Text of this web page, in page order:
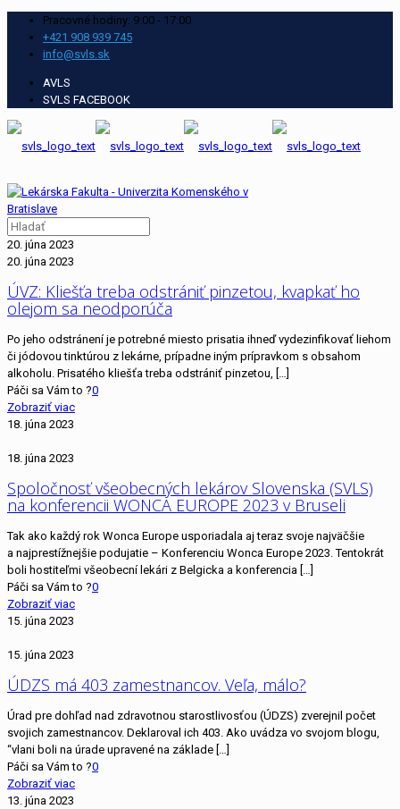
Pracovné hodiny: 9:00 - 17:00
+421 908 939 745
info@svls.sk
AVLS
SVLS FACEBOOK
20. júna 2023
20. júna 2023
ÚVZ: Kliešťa treba odstrániť pinzetou, kvapkať ho
olejom sa neodporúča
Po jeho odstránení je potrebné miesto prisatia ihneď vydezinfikovať liehom
či jódovou tinktúrou z lekárne, prípadne iným prípravkom s obsahom
alkoholu. Prisatého kliešťa treba odstrániť pinzetou,
Páči sa Vám to ?0
Zobraziť viac
18. júna 2023
18. júna 2023
Spoločnosť všeobecných lekárov Slovenska (SVLS)
na konferencii WONCA EUROPE 2023 v Bruseli
Tak ako každý rok Wonca Europe usporiadala aj teraz svoje najväčšie
a najprestížnejšie podujatie – Konferenciu Wonca Europe 2023. Tentokrát
boli hostiteľmi všeobecní lekári z Belgicka a konferencia
Páči sa Vám to ?0
Zobraziť viac
15. júna 2023
15. júna 2023
ÚDZS má 403 zamestnancov. Veľa, málo?
Úrad pre dohľad nad zdravotnou starostlivosťou (ÚDZS) zverejnil počet
svojich zamestnancov. Deklaroval ich 403. Ako uvádza vo svojom blogu,
“vlani boli na úrade upravené na základe […]
Páči sa Vám to ?0
Zobraziť viac
13. júna 2023